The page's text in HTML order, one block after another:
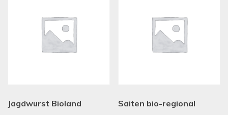
Jagdwurst Bioland Saiten bio-regional